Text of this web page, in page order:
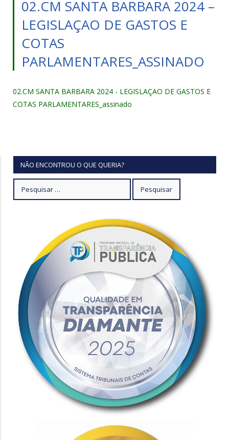
02.CM SANTA BARBARA 2024 –
LEGISLAÇAO DE GASTOS E
COTAS
PARLAMENTARES_ASSINADO
02.CM SANTA BARBARA 2024 - LEGISLAÇAO DE GASTOS E
COTAS PARLAMENTARES_assinado
NÃO ENCONTROU O QUE QUERIA?